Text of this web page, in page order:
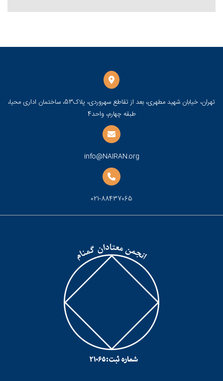
تهران، خیابان شهید مطهری، بعد از تقاطع سهروردی، پلاک53، ساختمان اداری محیا،
طبقه چهارم، واحد4
info@NAIRAN.org
021-88437065